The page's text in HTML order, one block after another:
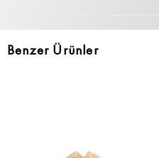
Benzer Ürünler